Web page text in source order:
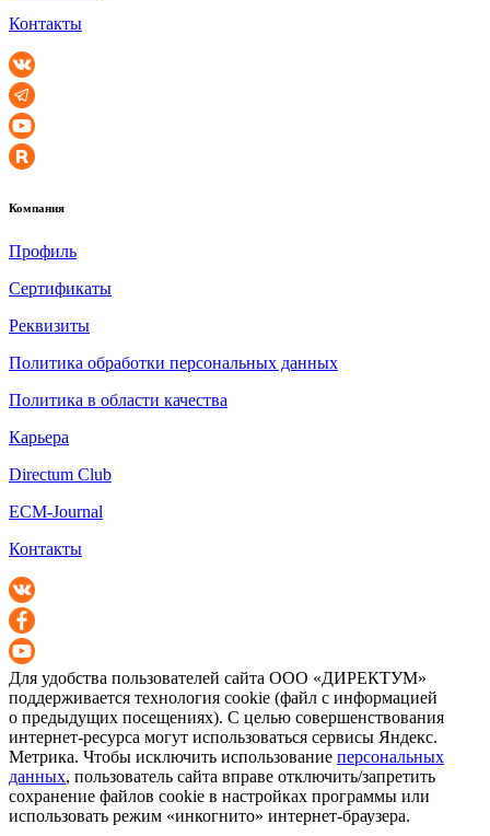
Контакты
Компания
Профиль
Сертификаты
Реквизиты
Политика обработки персональных данных
Политика в области качества
Карьера
Directum Club
ECM-Journal
Контакты
Для удобства пользователей сайта ООО «ДИРЕКТУМ»
поддерживается технология cookie (файл с информацией
о предыдущих посещениях). С целью совершенствования
интернет-ресурса могут использоваться сервисы Яндекс.
Метрика. Чтобы исключить использование персональных
данных, пользователь сайта вправе отключить/запретить
сохранение файлов cookie в настройках программы или
использовать режим «инкогнито» интернет-браузера.